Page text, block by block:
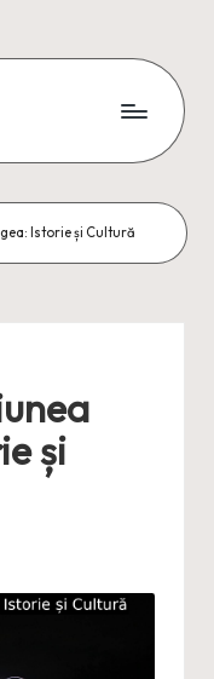
Istorie și Cultură
și